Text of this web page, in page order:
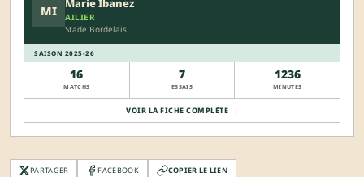
MI
Marie Ibanez
AILIER
Stade Bordelais
SAISON 2025-26
16
MATCHS
7
ESSAIS
1236
MINUTES
VOIR LA FICHE COMPLÈTE →
PARTAGER FACEBOOK COPIER LE LIEN